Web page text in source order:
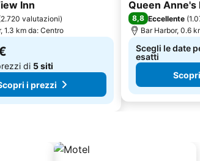
Inn
2.720 valutazioni)
1.3 km da: Centro
di 5 siti
i prezzi
Queen Anne's
8,8 Eccellente (
Bar Harbor, 0.6
Scegli le date
esatti